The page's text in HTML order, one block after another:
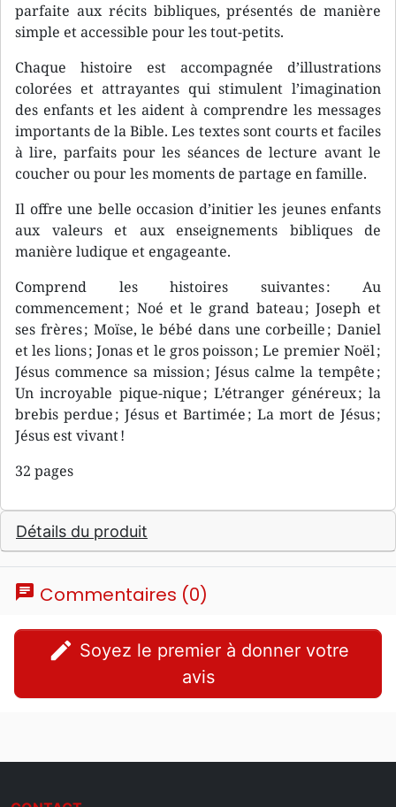
parfaite aux récits bibliques, présentés de manière
simple et accessible pour les tout-petits.
Chaque histoire est accompagnée d’illustrations
colorées et attrayantes qui stimulent l’imagination
des enfants et les aident à comprendre les messages
importants de la Bible. Les textes sont courts et faciles
à lire, parfaits pour les séances de lecture avant le
coucher ou pour les moments de partage en famille.
Il offre une belle occasion d’initier les jeunes enfants
aux valeurs et aux enseignements bibliques de
manière ludique et engageante.
Comprend les histoires suivantes : Au
commencement ; Noé et le grand bateau ; Joseph et
ses frères ; Moïse, le bébé dans une corbeille ; Daniel
et les lions ; Jonas et le gros poisson ; Le premier Noël ;
Jésus commence sa mission ; Jésus calme la tempête ;
Un incroyable pique-nique ; L’étranger généreux ; la
brebis perdue ; Jésus et Bartimée ; La mort de Jésus ;
Jésus est vivant !
32 pages
Détails du produit
chat Commentaires (0)
edit
avis